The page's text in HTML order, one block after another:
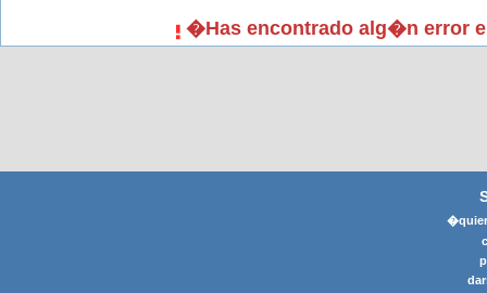
�Has encontrado alg�n error